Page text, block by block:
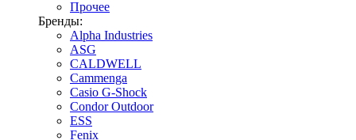
Прочее
Бренды:
Alpha Industries
ASG
CALDWELL
Cammenga
Casio G-Shock
Condor Outdoor
ESS
Fenix